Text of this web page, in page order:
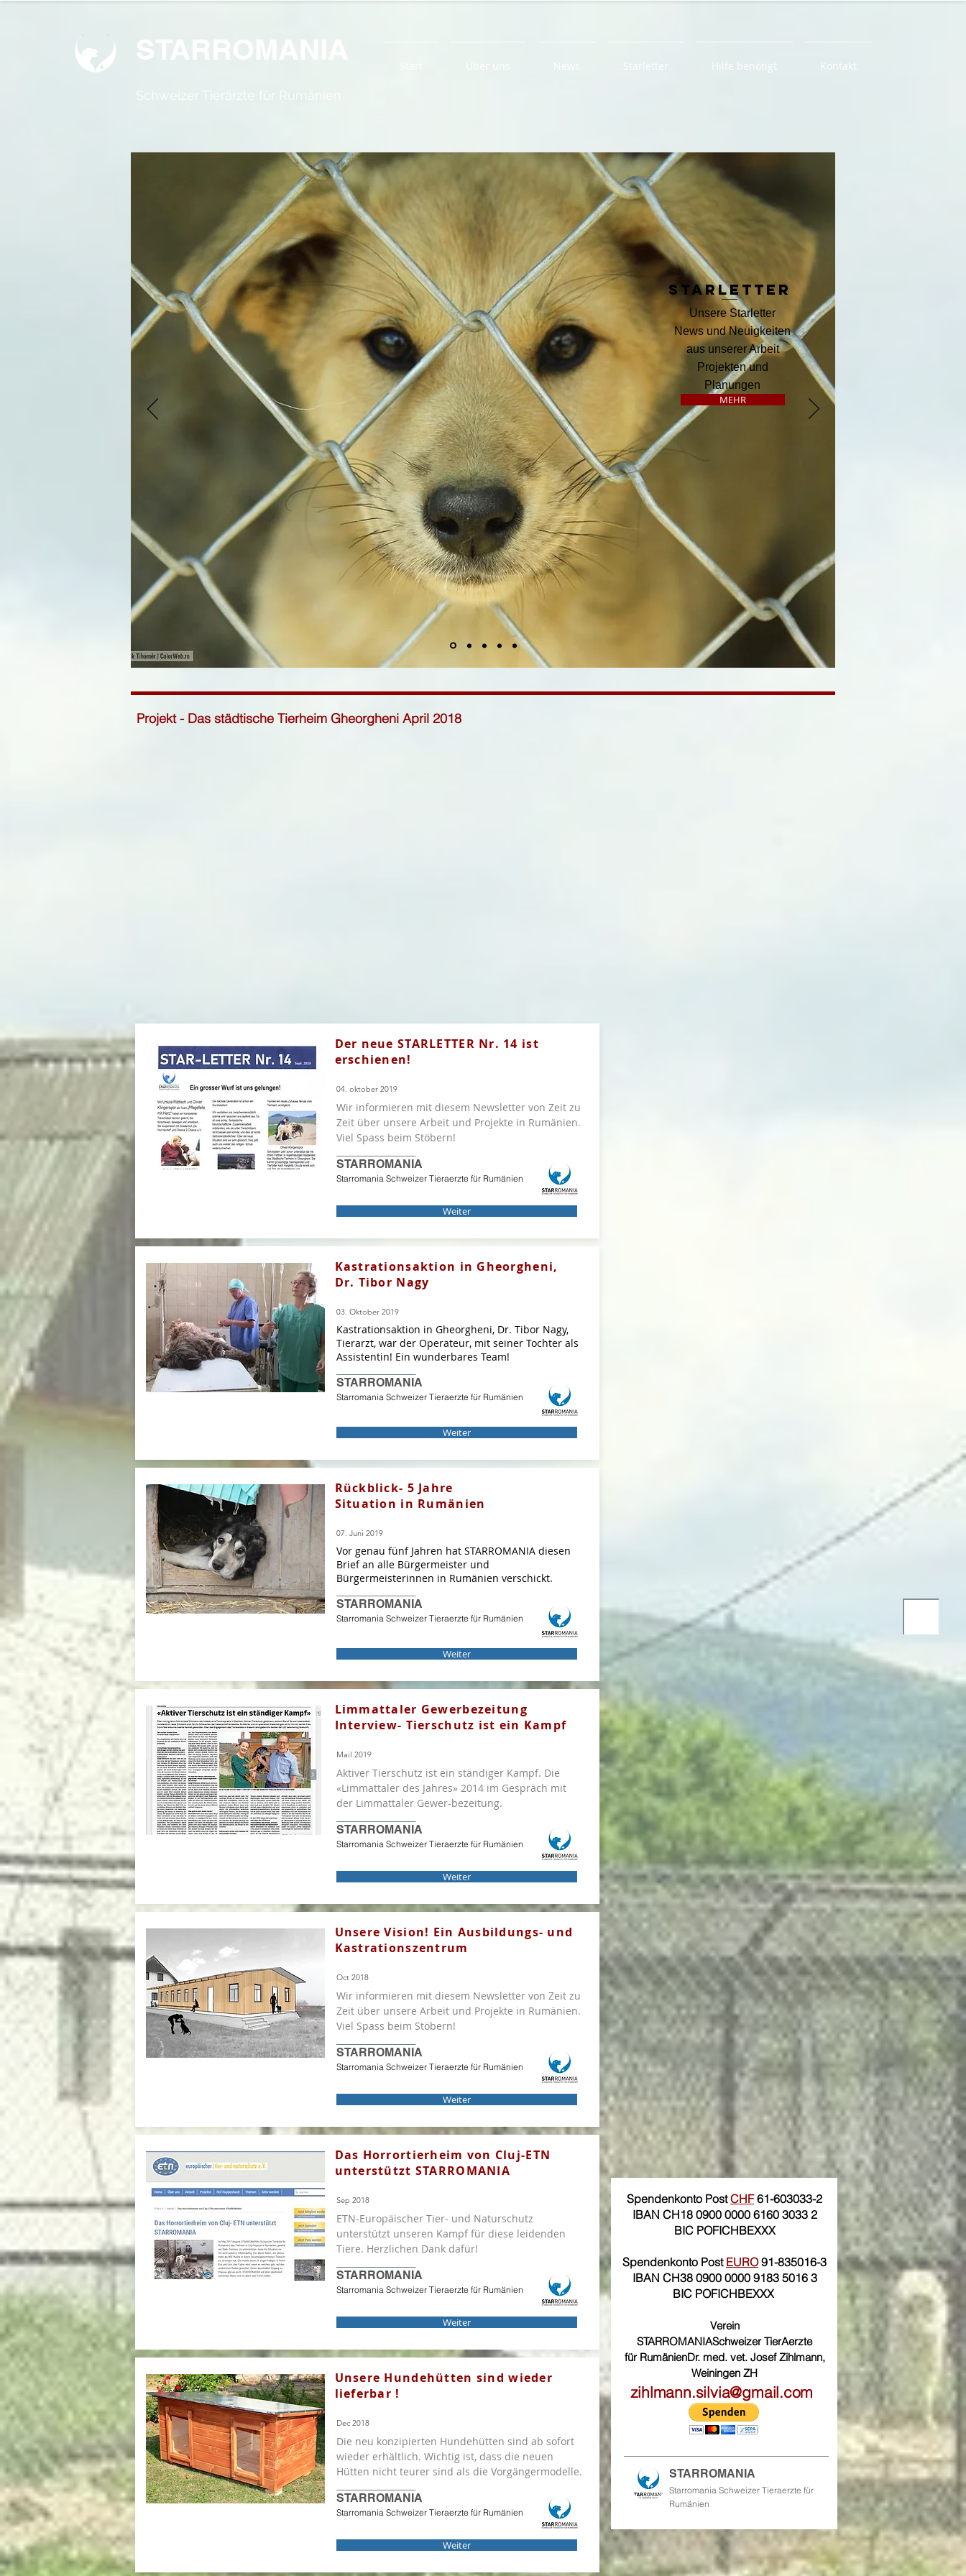
STARROMANIA
Schweizer Tierärzte für Rumänien
Starletter Hilfe benötigt Kontakt
Starletter
Unsere Starletter
News und Neuigkeiten
aus unserer Arbeit
Projekten und
Planungen
MEHR
Projekt - Das städtische Tierheim Gheorgheni April 2018
Der neue STARLETTER Nr. 14 ist
erschienen!
04. oktober 2019
Wir informieren mit diesem Newsletter von Zeit zu
Zeit über unsere Arbeit und Projekte in Rumänien.
Viel Spass beim Stöbern!
STARROMANIA
Starromania Schweizer Tieraerzte für Rumänien
Weiter
Kastrationsaktion in Gheorgheni,
Dr. Tibor Nagy
03. Oktober 2019
Kastrationsaktion in Gheorgheni, Dr. Tibor Nagy,
Tierarzt, war der Operateur, mit seiner Tochter als
Assistentin! Ein wunderbares Team!
STARROMANIA
Starromania Schweizer Tieraerzte für Rumänien
Weiter
Rückblick- 5 Jahre
Situation in Rumänien
07. Juni 2019
Vor genau fünf Jahren hat STARROMANIA diesen
Brief an alle Bürgermeister und
Bürgermeisterinnen in Rumänien verschickt.
STARROMANIA
Starromania Schweizer Tieraerzte für Rumänien
Weiter
Limmattaler Gewerbezeitung
Interview- Tierschutz ist ein Kampf
Mail 2019
Aktiver Tierschutz ist ein ständiger Kampf. Die
«Limmattaler des Jahres» 2014 im Gespräch mit
der Limmattaler Gewer-bezeitung.
STARROMANIA
Starromania Schweizer Tieraerzte für Rumänien
Weiter
Unsere Vision! Ein Ausbildungs- und
Kastrationszentrum
Oct 2018
Wir informieren mit diesem Newsletter von Zeit zu
Zeit über unsere Arbeit und Projekte in Rumänien.
Viel Spass beim Stöbern!
STARROMANIA
Starromania Schweizer Tieraerzte für Rumänien
Weiter
Das Horrortierheim von Cluj-ETN
unterstützt STARROMANIA
Sep 2018
ETN-Europäischer Tier- und Naturschutz
unterstützt unseren Kampf für diese leidenden
Tiere. Herzlichen Dank dafür!
STARROMANIA
Starromania Schweizer Tieraerzte für Rumänien
Weiter
Unsere Hundehütten sind wieder
lieferbar !
Dec 2018
Die neu konzipierten Hundehütten sind ab sofort
wieder erhältlich. Wichtig ist, dass die neuen
Hütten nicht teurer sind als die Vorgängermodelle.
STARROMANIA
Starromania Schweizer Tieraerzte für Rumänien
Weiter
Spendenkonto PostCHF61-603033-2
IBAN CH18 0900 0000 6160 3033 2
BIC POFICHBEXXX
Spendenkonto Post EURO91-835016-3
IBAN CH38 0900 0000 9183 5016 3
BIC POFICHBEXXX
Verein
STARROMANIASchweizer TierAerzte
für RumänienDr. med. vet. Josef Zihlmann,
Weiningen ZH
zihlmann.silvia@gmail.com
STARROMANIA
Starromania Schweizer Tieraerzte für
Rumänien